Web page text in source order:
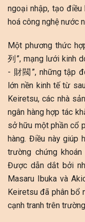
ngoại nhập, tạo
hoá công nghệ nước
Một phương thức
列”, mạng lưới kinh
- 財閥 ”, những tập
lớn nền kinh tế từ
Keiretsu, các nhà
ngân hàng hợp tác
sở hữu một phần cổ
hàng. Điều này giúp
trường chứng
Được dẫn dắt bởi
Masaru Ibuka và
Keiretsu đã phân bổ
cạnh tranh trên